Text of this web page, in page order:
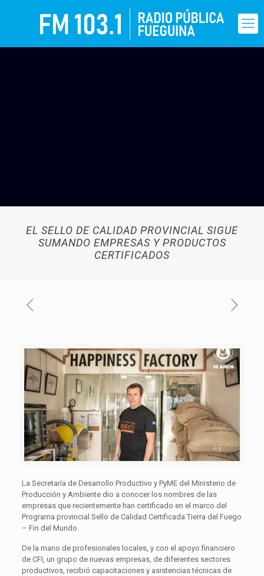
EL SELLO DE CALIDAD PROVINCIAL SIGUE
SUMANDO EMPRESAS Y PRODUCTOS
CERTIFICADOS
La Secretaría de Desarrollo Productivo y PyME del Ministerio de
Producción y Ambiente dio a conocer los nombres de las
empresas que recientemente han certificado en el marco del
Programa provincial Sello de Calidad Certificada Tierra del Fuego
– Fin del Mundo.
De la mano de profesionales locales, y con el apoyo financiero
de CFI, un grupo de nuevas empresas, de diferentes sectores
productivos, recibió capacitaciones y asistencias técnicas de